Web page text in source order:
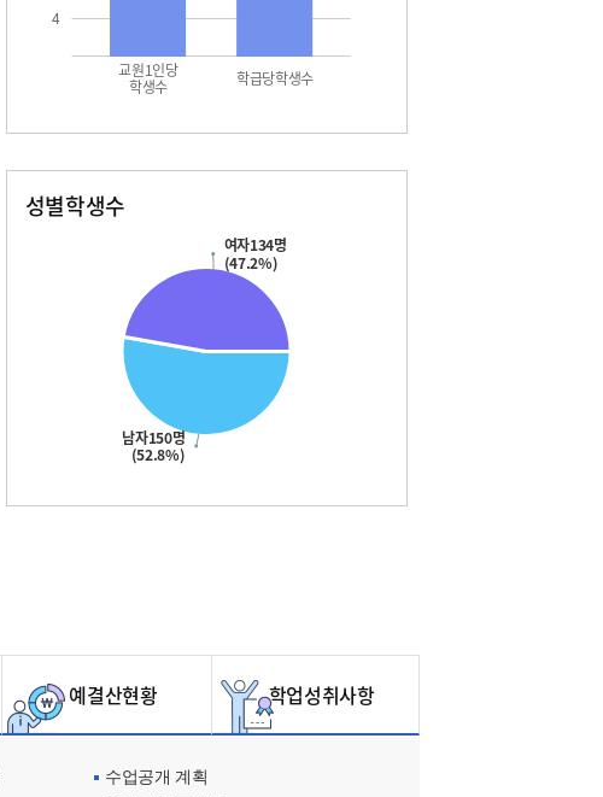
08. 17 월 - 대체공휴일
08. 19 수 - 여름방학
08. 20 목 - 여름방학
08. 21 금 - 여름방학
4
교원1인당
학생수 학급당학생수
성별학생수
남자150명
(52.8%)
여자134명
(47.2%)
예결산현황 학업성취사항
수업공개 계획